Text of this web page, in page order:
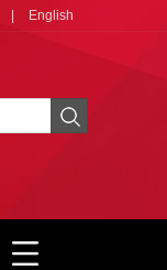
English